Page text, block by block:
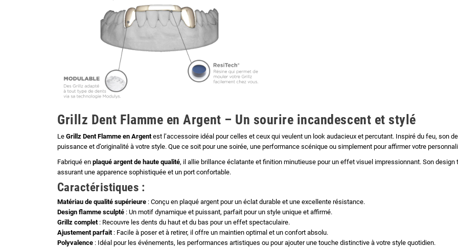
Grillz Dent Flamme en Argent – Un sourire incandescent et stylé
Le Grillz Dent Flamme en Argent est l’accessoire idéal pour celles et ceux qui veulent un look audacieux et percutant. Inspiré du feu, son
puissance et d’originalité à votre style. Que ce soit pour une soirée, une performance scénique ou simplement pour affirmer votre
Fabriqué en plaqué argent de haute qualité, il allie brillance éclatante et finition minutieuse pour un effet visuel impressionnant. Son
assurant une apparence sophistiquée et un port confortable.
Caractéristiques :
Matériau de qualité supérieure : Conçu en plaqué argent pour un éclat durable et une excellente résistance.
Design flamme sculpté : Un motif dynamique et puissant, parfait pour un style unique et affirmé.
Grillz complet : Recouvre les dents du haut et du bas pour un effet spectaculaire.
Ajustement parfait : Facile à poser et à retirer, il offre un maintien optimal et un confort absolu.
Polyvalence : Idéal pour les événements, les performances artistiques ou pour ajouter une touche distinctive à votre style quotidien.